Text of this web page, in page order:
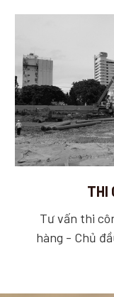
THI
Tư vấn thi
hàng - Chủ